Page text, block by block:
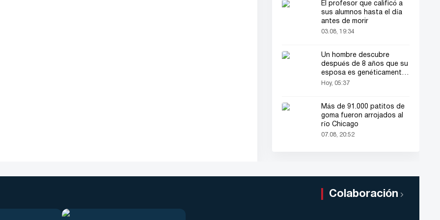
El profesor que calificó a
sus alumnos hasta el día
antes de morir
03.08, 19:34
Un hombre descubre
después de 8 años que su
esposa es genéticamente
de sexo masculino
Hoy, 05:37
Más de 91.000 patitos de
goma fueron arrojados al
río Chicago
07.08, 20:52
Colaboración